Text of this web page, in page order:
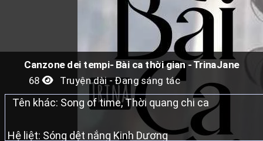
Canzone dei tempi- Bài ca thời gian - TrinaJane
68
Truyện dài - Đang sáng tác
Tên khác: Song of time, Thời quang chi ca
Hệ liệt: Sóng dệt nắng Kinh Dương